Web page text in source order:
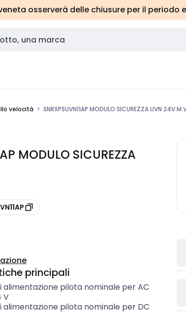
osserverà delle chiusure per il periodo
velocità SNRXPSUVN11AP MODULO SICUREZZA UVN 24V
MODULO SICUREZZA
principali
alimentazione pilota nominale per AC
V
alimentazione pilota nominale per DC